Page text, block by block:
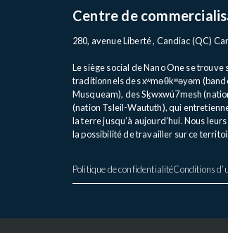
Centre de
280, avenue Liberté , Candiac (QC)
Le siège social de Nano One se
traditionnels desxʷməθkʷəyəm
Musqueam), des Sḵwxwú7mesh
(nation Tsleil-Waututh), qui
la terre jusqu’à aujourd’hui. Nous
la possibilité de travailler sur ce
Politique de confidentialitéConditions